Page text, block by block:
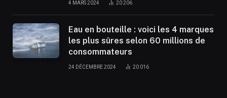
4 MARS 2024 20 206
Eau en bouteille : voici les 4 marques
les plus sûres selon 60 millions de
consommateurs
24 DÉCEMBRE 2024 20 016